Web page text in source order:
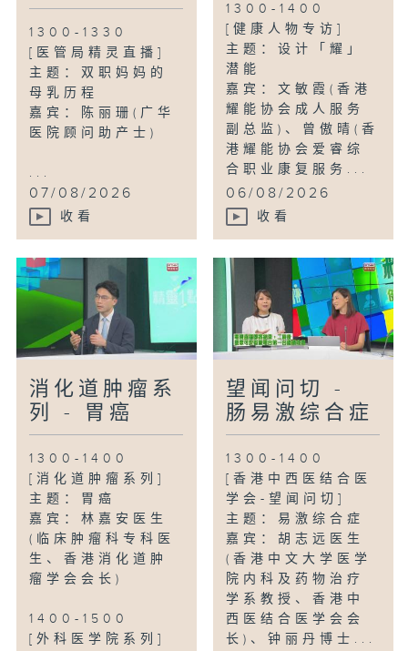
1300-1330
[医管局精灵直播]
主题：双职妈妈的
母乳历程
嘉宾：陈丽珊(广华
医院顾问助产士)
...
07/08/2026
收看
1300-1400
[健康人物专访]
主题：设计「耀」
潜能
嘉宾：文敏霞(香港
耀能协会成人服务
副总监)、曾傲晴(香
港耀能协会爱睿综
合职业康复服务...
06/08/2026
收看
消化道肿瘤系
列 - 胃癌
1300-1400
[消化道肿瘤系列]
主题：胃癌
嘉宾：林嘉安医生
(临床肿瘤科专科医
生、香港消化道肿
瘤学会会长)
1400-1500
[外科医学院系列]
望闻问切 -
肠易激综合症
1300-1400
[香港中西医结合医
学会-望闻问切]
主题：易激综合症
嘉宾：胡志远医生
(香港中文大学医学
院内科及药物治疗
学系教授、香港中
西医结合医学会会
长)、钟丽丹博士...